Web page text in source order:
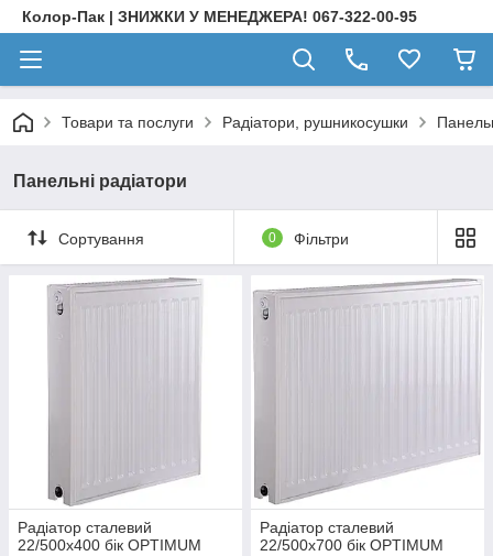
Колор-Пак | ЗНИЖКИ У МЕНЕДЖЕРА! 067-322-00-95
Товари та послуги Радіатори, рушникосушки
Панельні радіатори
Сортування 0 Фільтри
Радіатор сталевий
22/500x400 бік OPTIMUM
Радіатор сталевий
22/500x700 бік OPTIMUM